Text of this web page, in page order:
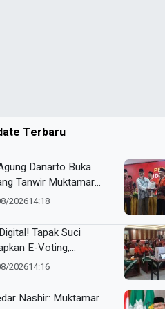
Terbaru
Danarto Buka
Tanwir Muktamar
Suci: “Tapak Suci
Dracin”
202614:18
Tapak Suci
E-Voting,
Formatur
202614:16
Nashir: Muktamar